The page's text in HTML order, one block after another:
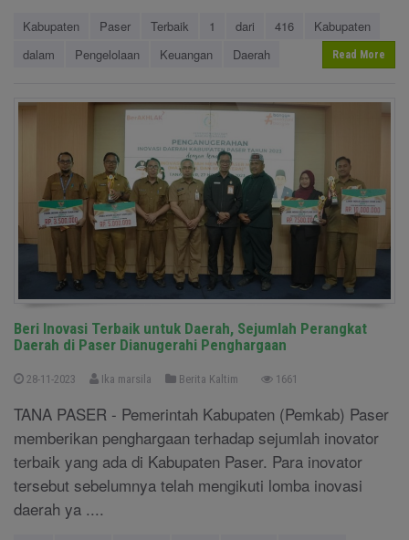
Kabupaten Paser Terbaik 1 dari 416
Kabupaten
dalam
Pengelolaan Keuangan Daerah Read More
Beri Inovasi Terbaik untuk Daerah, Sejumlah Perangkat
Daerah di Paser Dianugerahi Penghargaan
28-11-2023 Ika marsila Berita Kaltim 1661
TANA PASER - Pemerintah Kabupaten (Pemkab) Paser
memberikan penghargaan terhadap sejumlah inovator
terbaik yang ada di Kabupaten Paser. Para inovator
tersebut sebelumnya telah mengikuti lomba inovasi
daerah ya ....